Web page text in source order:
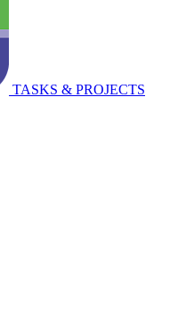
TASKS & PROJECTS